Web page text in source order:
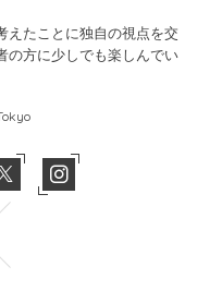
えたことに独自の視点を交
の方に少しでも楽しんでい